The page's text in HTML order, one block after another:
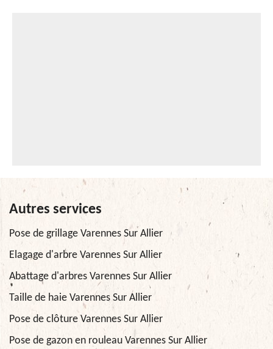
Autres services
Pose de grillage Varennes Sur Allier
Elagage d'arbre Varennes Sur Allier
Abattage d'arbres Varennes Sur Allier
Taille de haie Varennes Sur Allier
Pose de clôture Varennes Sur Allier
Pose de gazon en rouleau Varennes Sur Allier